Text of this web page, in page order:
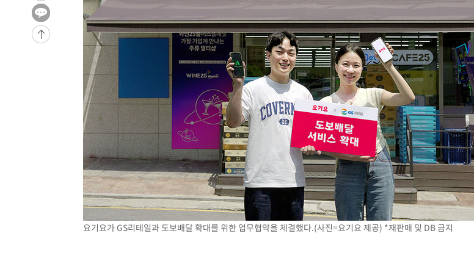
-32029초 전 >
'낮 최고 39도' 불볕더위…한밤 열대야도 계속[내일날씨]
-31988초 전 >
[속보]7~9일 프로야구 3연전도 폭염 취소…11일 재개
-31650초 전 >
"韓 외환시장 개입 관측 배경엔 美의 대한국 무역적자 있어"
'월드컵 탈락 후폭풍' 축구협회…초유의 압수수색에 '충격·당황'
서울 낮 37.9도, 올여름 최고치 경신…영등포 순간 '40도'
[속보]종합특검, 대검 추가 압수수색…내란 중요임무종사 혐의
[속보]코스닥, 800p 회복…0.26% 오른 801.67 마감
[속보]코스피, 301.88포인트(4.58%) 내린 6296.38 마감
[속보]원·달러 환율, 0.7원 내린 1423.8원 마감
"여기 떨어졌다"…다누리, 스페이스X 로켓 달 충돌 흔적 포착
손흥민, 5경기 연속골 실패…LAFC는 승부차기 끝 과달라하라 격파
내일까지 39도 '펄펄'…기상청 "태풍 지나며 폭염 잠시 꺾인다"
트럼프, 한국계 진보 주지사 후보 맹공…"공산주의가 최대 위협"
"美간섭에 합의 지연"…트럼프, '이란 호르무즈 통제권' 수용할까
요기요가 GS리테일과 도보배달 확대를 위한 업무협약을 체결했다.(사진=요기요 제공) *재판매 및 DB 금지